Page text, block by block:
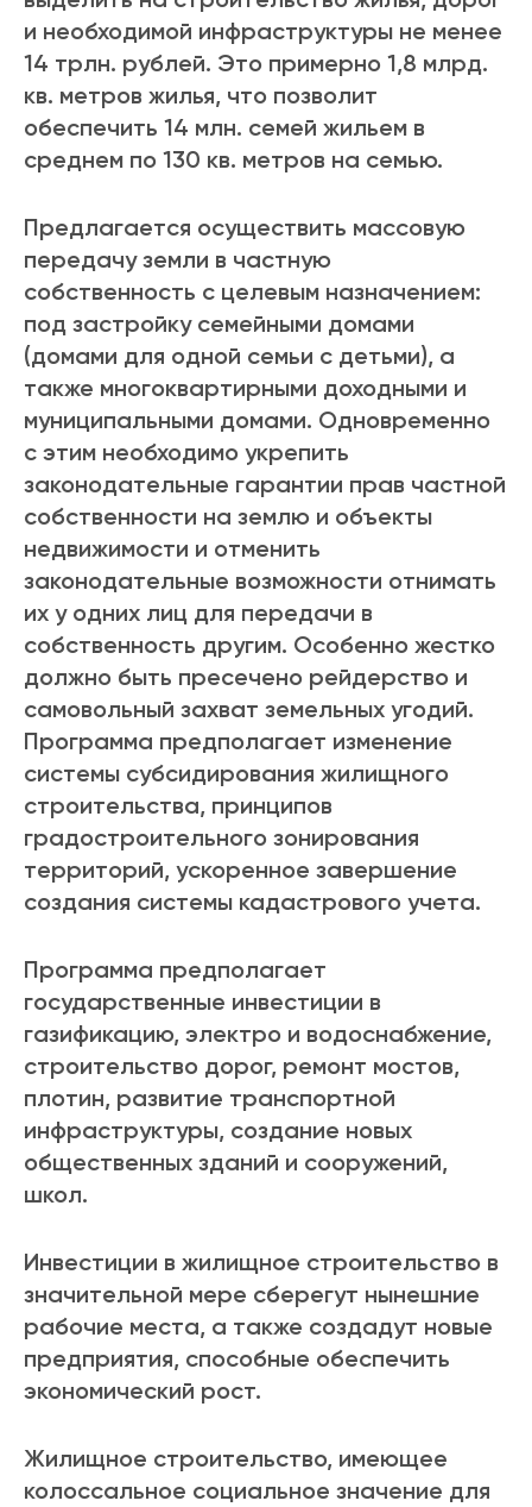
и необходимой инфраструктуры не менее
14 трлн. рублей. Это примерно 1,8 млрд.
кв. метров жилья, что позволит
обеспечить 14 млн. семей жильем в
среднем по 130 кв. метров на семью.
Предлагается осуществить массовую
передачу земли в частную
собственность с целевым назначением:
под застройку семейными домами
(домами для одной семьи с детьми), а
также многоквартирными доходными и
муниципальными домами. Одновременно
с этим необходимо укрепить
законодательные гарантии прав частной
собственности на землю и объекты
недвижимости и отменить
законодательные возможности отнимать
их у одних лиц для передачи в
собственность другим. Особенно жестко
должно быть пресечено рейдерство и
самовольный захват земельных угодий.
Программа предполагает изменение
системы субсидирования жилищного
строительства, принципов
градостроительного зонирования
территорий, ускоренное завершение
создания системы кадастрового учета.
Программа предполагает
государственные инвестиции в
газификацию, электро и водоснабжение,
строительство дорог, ремонт мостов,
плотин, развитие транспортной
инфраструктуры, создание новых
общественных зданий и сооружений,
школ.
Инвестиции в жилищное строительство в
значительной мере сберегут нынешние
рабочие места, а также создадут новые
предприятия, способные обеспечить
экономический рост.
Жилищное строительство, имеющее
колоссальное социальное значение для